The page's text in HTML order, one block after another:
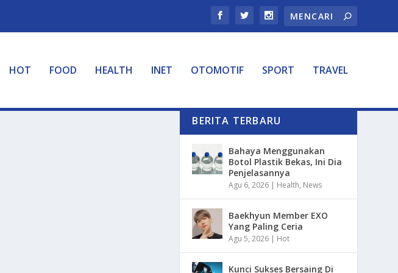
HOT FOOD HEALTH INET OTOMOTIF SPORT TRAVEL
BERITA TERBARU
Bahaya Menggunakan
Botol Plastik Bekas, Ini Dia
Penjelasannya
Agu 6, 2026 | Health, News
Baekhyun Member EXO
Yang Paling Ceria
Agu 5, 2026 | Hot
Kunci Sukses Bersaing Di